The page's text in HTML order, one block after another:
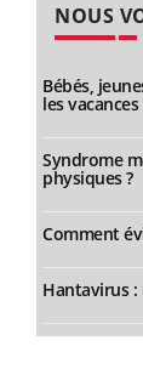
NOUS
Bébés,
les vacances
Syndrome
physiques ?
Comment
Hantavirus :